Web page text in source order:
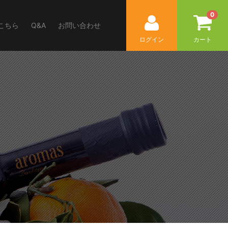
ちら Q&A お問い合わせ
ログイン カート
0